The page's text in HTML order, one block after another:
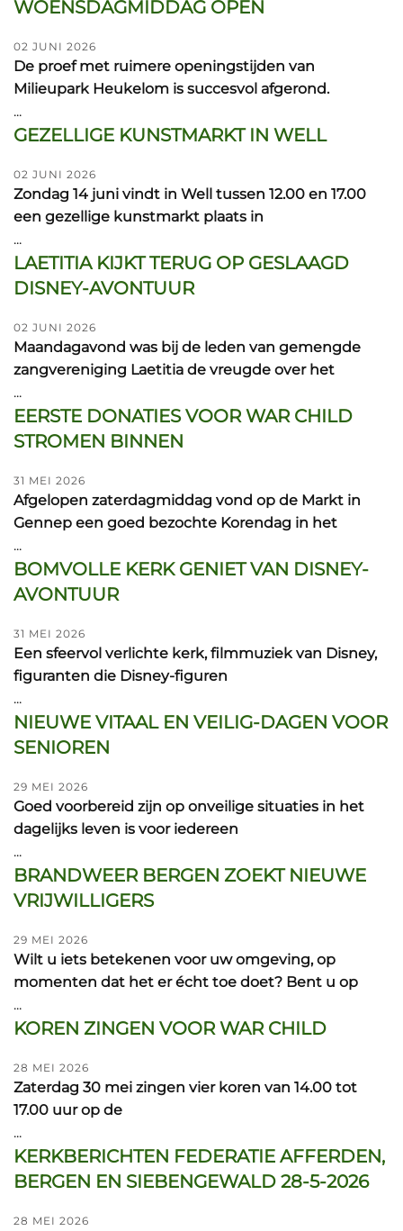
WOENSDAGMIDDAG OPEN
02 JUNI 2026
De proef met ruimere openingstijden van
Milieupark Heukelom is succesvol afgerond.
...
GEZELLIGE KUNSTMARKT IN WELL
02 JUNI 2026
Zondag 14 juni vindt in Well tussen 12.00 en 17.00
een gezellige kunstmarkt plaats in
...
LAETITIA KIJKT TERUG OP GESLAAGD
DISNEY-AVONTUUR
02 JUNI 2026
Maandagavond was bij de leden van gemengde
zangvereniging Laetitia de vreugde over het
...
EERSTE DONATIES VOOR WAR CHILD
STROMEN BINNEN
31 MEI 2026
Afgelopen zaterdagmiddag vond op de Markt in
Gennep een goed bezochte Korendag in het
...
BOMVOLLE KERK GENIET VAN DISNEY-
AVONTUUR
31 MEI 2026
Een sfeervol verlichte kerk, filmmuziek van Disney,
figuranten die Disney-figuren
...
NIEUWE VITAAL EN VEILIG-DAGEN VOOR
SENIOREN
29 MEI 2026
Goed voorbereid zijn op onveilige situaties in het
dagelijks leven is voor iedereen
...
BRANDWEER BERGEN ZOEKT NIEUWE
VRIJWILLIGERS
29 MEI 2026
Wilt u iets betekenen voor uw omgeving, op
momenten dat het er écht toe doet? Bent u op
...
KOREN ZINGEN VOOR WAR CHILD
28 MEI 2026
Zaterdag 30 mei zingen vier koren van 14.00 tot
17.00 uur op de
...
KERKBERICHTEN FEDERATIE AFFERDEN,
BERGEN EN SIEBENGEWALD 28-5-2026
28 MEI 2026